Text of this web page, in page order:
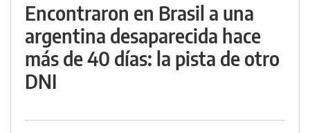
Encontraron en Brasil a una
argentina desaparecida hace
más de 40 días: la pista de otro
DNI